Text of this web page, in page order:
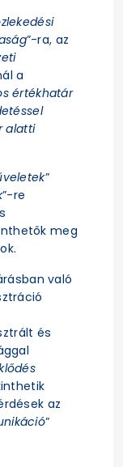
”-ra, az
a
értékhatár
alatti
”
”-re
meg
való
és
az
”